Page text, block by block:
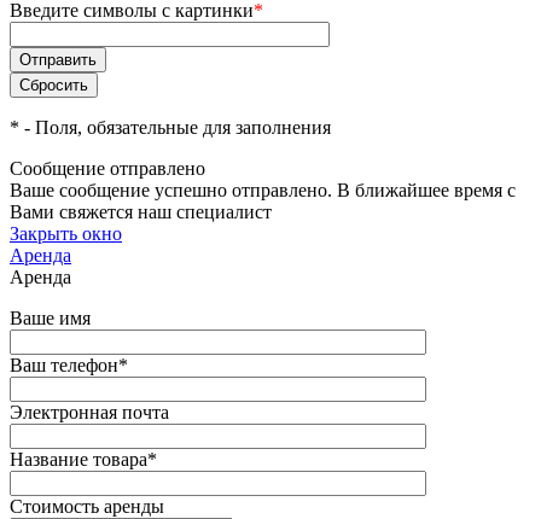
Введите символы с картинки*
* - Поля, обязательные для заполнения
Сообщение отправлено
Ваше сообщение успешно отправлено. В ближайшее время с
Вами свяжется наш специалист
Закрыть окно
Аренда
Аренда
Ваше имя
Ваш телефон*
Электронная почта
Название товара*
Стоимость аренды